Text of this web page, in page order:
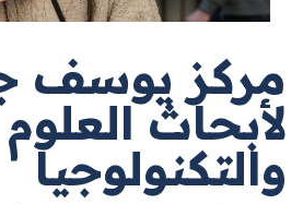
مركز يوسف
لأبحاث العلوم
والتكنولوجيا